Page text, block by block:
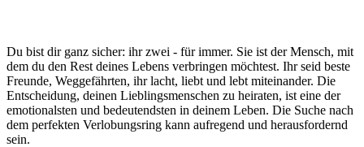
Du bist dir ganz sicher: ihr zwei - für immer. Sie ist der Mensch, mit
dem du den Rest deines Lebens verbringen möchtest. Ihr seid beste
Freunde, Weggefährten, ihr lacht, liebt und lebt miteinander. Die
Entscheidung, deinen Lieblingsmenschen zu heiraten, ist eine der
emotionalsten und bedeutendsten in deinem Leben. Die Suche nach
dem perfekten Verlobungsring kann aufregend und herausfordernd
sein.